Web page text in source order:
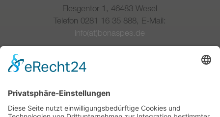
Flesgentor 1, 46483 Wesel
Telefon 0281 16 35 888, E-Mail:
info(at)bonaspes.de
Verband